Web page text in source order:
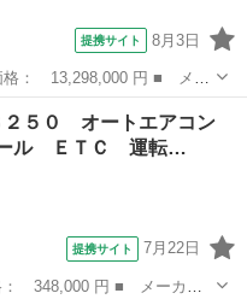
提携サイト 8月3日
グレード名： ＬＸ６０
フ／純正２２インチＡＷ／
２５０ オートエアコン
ール ＥＴＣ 運転…
提携サイト 7月22日